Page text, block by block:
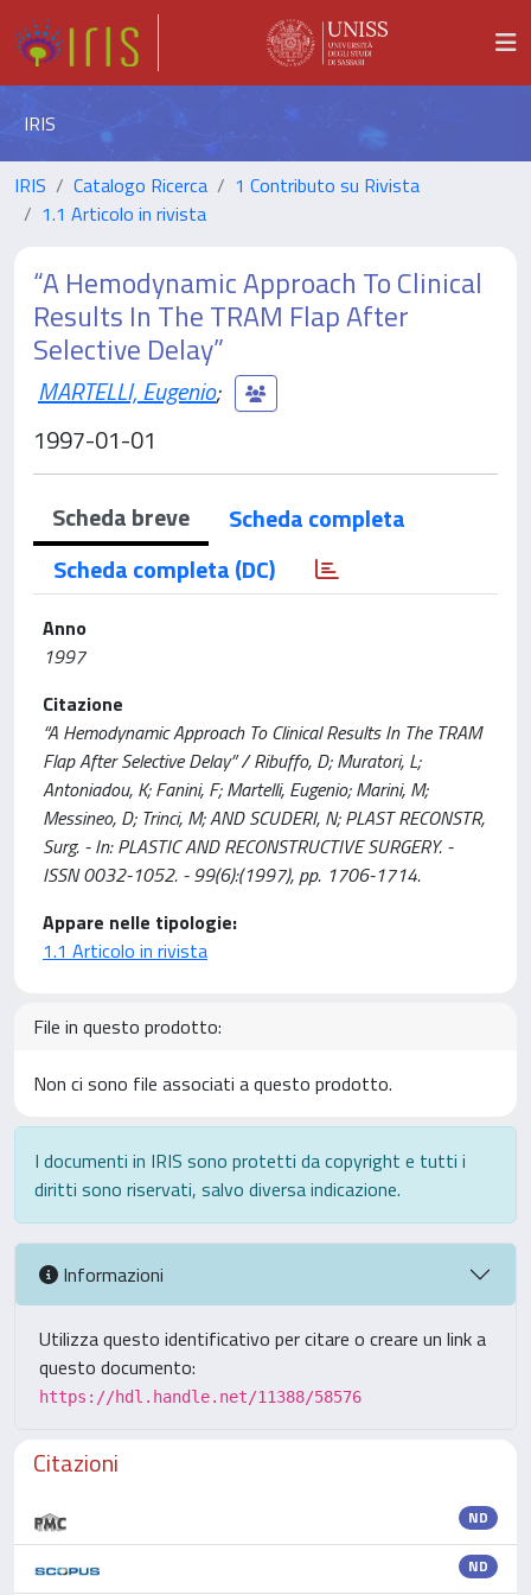
IRIS
IRIS Catalogo Ricerca
1 Contributo su Rivista
1.1 Articolo in rivista
“A Hemodynamic Approach To Clinical
Results In The TRAM Flap After
Selective Delay”
MARTELLI, Eugenio;
1997-01-01
Scheda breve
Scheda completa
Scheda completa (DC)
Anno
1997
Citazione
“A Hemodynamic Approach To Clinical Results In The TRAM
Flap After Selective Delay” / Ribuffo, D; Muratori, L;
Antoniadou, K; Fanini, F; Martelli, Eugenio; Marini, M;
Messineo, D; Trinci, M; AND SCUDERI, N; PLAST RECONSTR,
Surg. - In: PLASTIC AND RECONSTRUCTIVE SURGERY. -
ISSN 0032-1052. - 99(6):(1997), pp. 1706-1714.
Appare nelle tipologie:
1.1 Articolo in rivista
File in questo prodotto:
Non ci sono file associati a questo prodotto.
I documenti in IRIS sono protetti da copyright e tutti i
diritti sono riservati, salvo diversa indicazione.
Informazioni
Utilizza questo identificativo per citare o creare un link a
questo documento:
https://hdl.handle.net/11388/58576
Citazioni
ND
ND